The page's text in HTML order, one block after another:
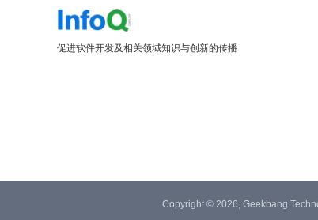
促进软件开发及相关领域知识与创新的传播
Copyright © 2026, Geekbang